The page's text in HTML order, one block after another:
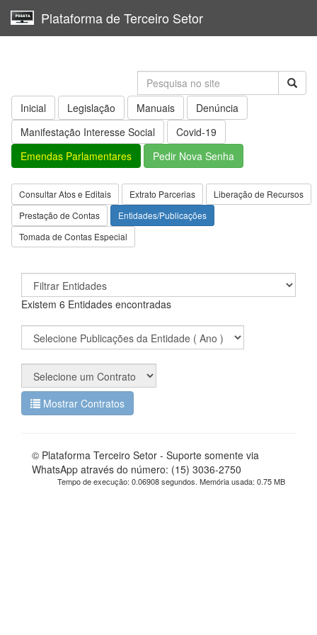
Plataforma de Terceiro Setor
Inicial Legislação Manuais
Denúncia
Manifestação Interesse Social
Covid-19
Emendas Parlamentares
Pedir Nova Senha
Consultar Atos e Editais Extrato Parcerias
Liberação de Recursos
Prestação de Contas
Entidades/Publicações
Tomada de Contas Especial
Existem 6 Entidades encontradas
Mostrar Contratos
© Plataforma Terceiro Setor - Suporte somente via
WhatsApp através do número: (15) 3036-2750
Tempo de execução: 0.06908 segundos. Memória usada: 0.75 MB